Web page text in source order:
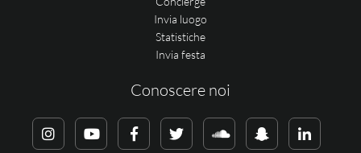
Invia luogo
Statistiche
Invia festa
Conoscere noi